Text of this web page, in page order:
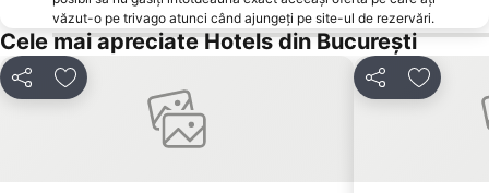
Mănăstirea Cernica
Arcul de Triumf
Bucureştii Noi
Timpuri Noi
Băneasa Shopping City
văzut-o pe trivago atunci când ajungeți pe site-ul de rezervări.
Cele mai apreciate Hotels din București
DistribuițiAdăugaţi la favorite Distribuiți